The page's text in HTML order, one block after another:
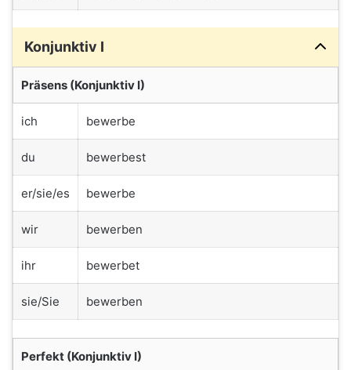
Konjunktiv I
Präsens (Konjunktiv I)
ich bewerbe
du bewerbest
er/sie/es bewerbe
wir bewerben
ihr bewerbet
sie/Sie bewerben
Perfekt (Konjunktiv I)